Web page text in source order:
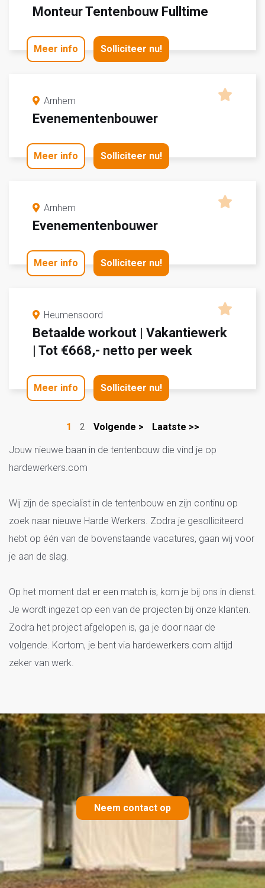
Monteur Tentenbouw Fulltime
Meer info Solliciteer nu!
Arnhem
Evenementenbouwer
Meer info Solliciteer nu!
Arnhem
Evenementenbouwer
Meer info Solliciteer nu!
Heumensoord
Betaalde workout | Vakantiewerk
| Tot €668,- netto per week
Meer info Solliciteer nu!
1 2 Volgende > Laatste >>
Jouw nieuwe baan in de tentenbouw die vind je op
hardewerkers.com
Wij zijn de specialist in de tentenbouw en zijn continu op
zoek naar nieuwe Harde Werkers. Zodra je gesolliciteerd
hebt op één van de bovenstaande vacatures, gaan wij voor
je aan de slag.
Op het moment dat er een match is, kom je bij ons in dienst.
Je wordt ingezet op een van de projecten bij onze klanten.
Zodra het project afgelopen is, ga je door naar de
volgende. Kortom, je bent via hardewerkers.com altijd
zeker van werk.
Neem contact op